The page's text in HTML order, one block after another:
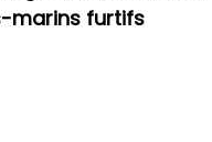
marins furtifs